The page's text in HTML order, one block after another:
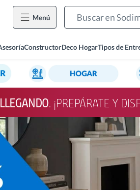
Menú
ConstructorDeco HogarTipos de
. ¡PREPÁRATE Y